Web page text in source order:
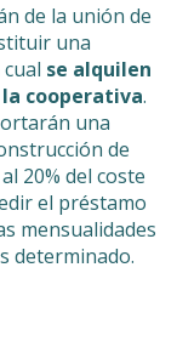
de la unión de
una
se alquilen
la cooperativa.
una
de
20% del coste
el préstamo
mensualidades
determinado.